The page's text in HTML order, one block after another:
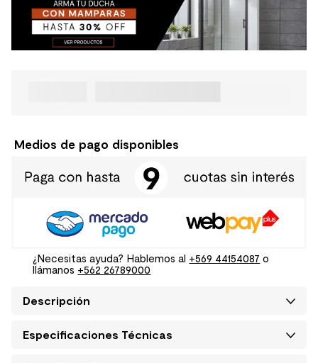
Medios de pago disponibles
¿Necesitas ayuda? Hablemos al +569 44154087 o
llámanos +562 26789000
Descripción
Especificaciones Técnicas